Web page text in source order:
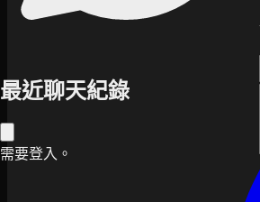
最近聊天紀錄
需要登入。